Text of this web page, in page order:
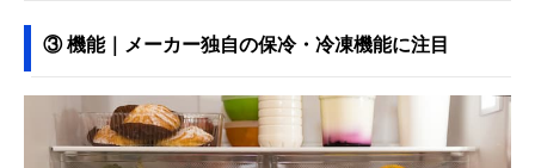
③ 機能｜メーカー独自の保冷・冷凍機能に注目